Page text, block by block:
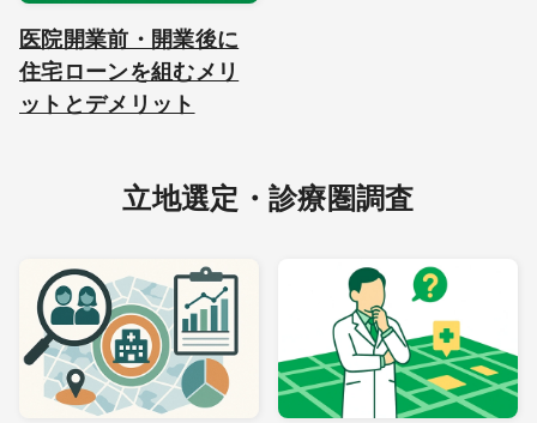
医院開業前・開業後に
住宅ローンを組むメリ
ットとデメリット
立地選定・診療圏調査